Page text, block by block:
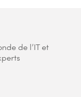
de l’IT et